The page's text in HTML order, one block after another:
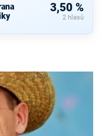
3,50 %
2 hlasů